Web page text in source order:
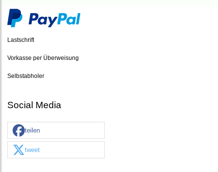
Lastschrift
Vorkasse per Überweisung
Selbstabholer
Social Media
teilen
tweet